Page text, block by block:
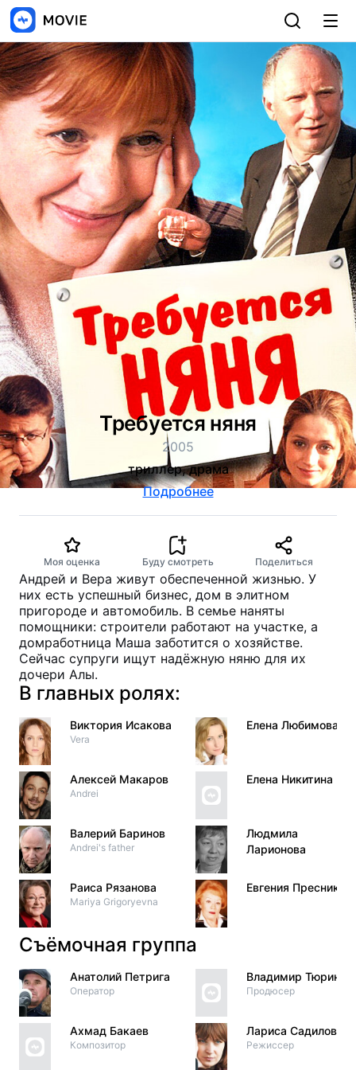
Требуется няня
2005
триллер, драма
Подробнее
Моя оценка Буду смотреть Поделиться
Андрей и Вера живут обеспеченной жизнью. У
них есть успешный бизнес, дом в элитном
пригороде и автомобиль. В семье наняты
помощники: строители работают на участке, а
домработница Маша заботится о хозяйстве.
Сейчас супруги ищут надёжную няню для их
дочери Алы.
В главных ролях:
Виктория Исакова
Vera
Алексей Макаров
Andrei
Валерий Баринов
Andrei's father
Раиса Рязанова
Mariya Grigoryevna
Елена Любимова
Елена Никитина
Людмила
Ларионова
Евгения
Съёмочная группа
Анатолий Петрига
Оператор
Ахмад Бакаев
Композитор
Владимир Тюрин
Продюсер
Лариса Садилова
Режиссер